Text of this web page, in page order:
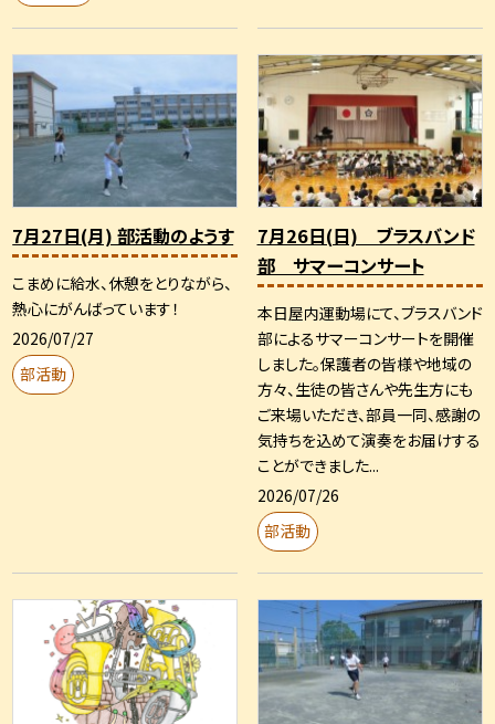
7月27日(月) 部活動のようす
こまめに給水、休憩をとりながら、
熱心にがんばっています！
2026/07/27
部活動
7月26日(日) ブラスバンド
部 サマーコンサート
本日屋内運動場にて、ブラスバンド
部によるサマーコンサートを開催
しました。保護者の皆様や地域の
方々、生徒の皆さんや先生方にも
ご来場いただき、部員一同、感謝の
気持ちを込めて演奏をお届けする
ことができました...
2026/07/26
部活動